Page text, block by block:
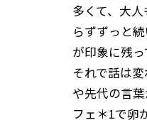
多くて、大
らずずっと
が印象に残っ
それで話は
や先代の言
フェ＊1で卵